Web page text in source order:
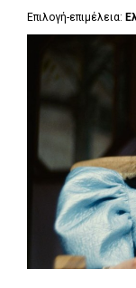
Επιλογή-επιμέλεια: